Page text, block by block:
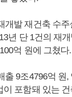
개발 재건축 수
년 단 1건의 재
억 원에 그쳤다.
출 9조4796억 원,
포함돼 있는 건